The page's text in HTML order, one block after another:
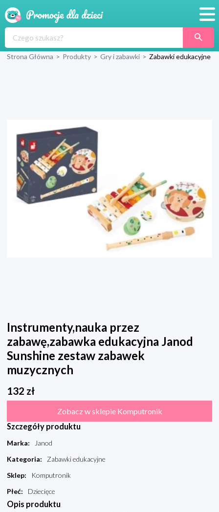
Produkty
Wyprawka
Strona Główna > Produkty > Gry i zabawki > Zabawki edukacyjne
Instrumenty,nauka przez
zabawę,zabawka edukacyjna Janod
Sunshine zestaw zabawek
muzycznych
132 zł
Zobacz w sklepie Komputronik
Szczegóły produktu
Marka:
Janod
Kategoria:
Zabawki edukacyjne
Sklep:
Komputronik
Płeć: Dziecięce
Opis produktu